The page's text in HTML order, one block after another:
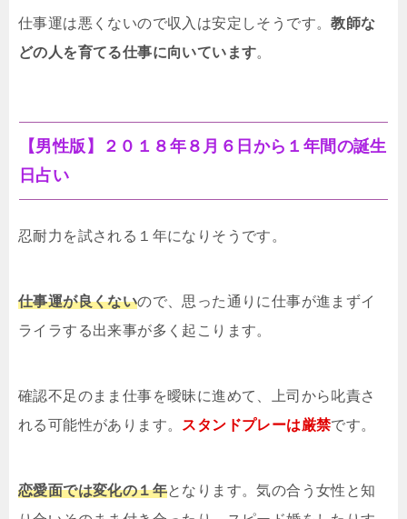
仕事運は悪くないので収入は安定しそうです。教師な
どの人を育てる仕事に向いています。
【男性版】２０１８年８月６日から１年間の誕生
日占い
忍耐力を試される１年になりそうです。
仕事運が良くないので、思った通りに仕事が進まずイ
ライラする出来事が多く起こります。
確認不足のまま仕事を曖昧に進めて、上司から叱責さ
れる可能性があります。 スタンドプレーは厳禁です。
恋愛面では変化の１年となります。気の合う女性と知